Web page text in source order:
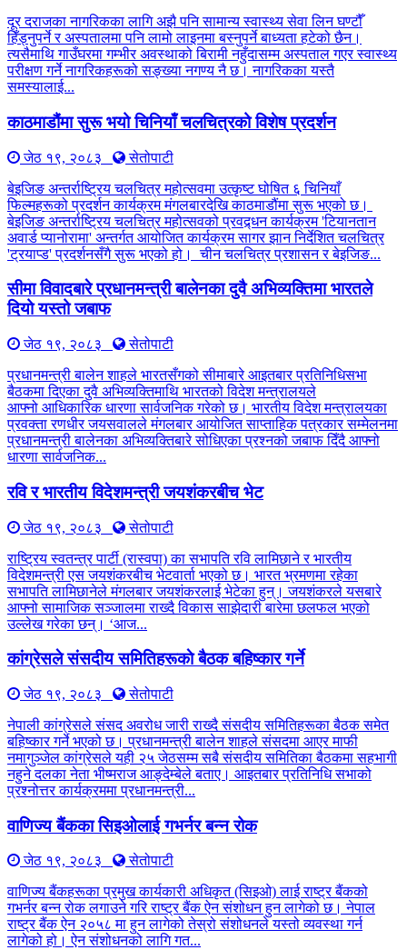
दूर दराजका नागरिकका लागि अझै पनि सामान्य स्वास्थ्य सेवा लिन घण्टौँ
हिँड्नुपर्ने र अस्पतालमा पनि लामो लाइनमा बस्नुपर्ने बाध्यता हटेको छैन।
त्यसैमाथि गाउँघरमा गम्भीर अवस्थाको बिरामी नहुँदासम्म अस्पताल गएर स्वास्थ्य
परीक्षण गर्ने नागरिकहरूको सङ्ख्या नगण्य नै छ। नागरिकका यस्तै
समस्यालाई...
काठमाडौंमा सुरू भयो चिनियाँ चलचित्रको विशेष प्रदर्शन
जेठ १९, २०८३
सेतोपाटी
बेइजिङ अन्तर्राष्ट्रिय चलचित्र महोत्सवमा उत्कृष्ट घोषित ६ चिनियाँ
फिल्महरूको प्रदर्शन कार्यक्रम मंगलबारदेखि काठमाडौंमा सुरू भएको छ।
बेइजिङ अन्तर्राष्ट्रिय चलचित्र महोत्सवको प्रवद्र्धन कार्यक्रम 'टियानतान
अवार्ड प्यानोरामा' अन्तर्गत आयोजित कार्यक्रम सागर झान निर्देशित चलचित्र
'ट्रयाप्ड' प्रदर्शनसँगै सुरू भएको हो। चीन चलचित्र प्रशासन र बेइजिङ...
सीमा विवादबारे प्रधानमन्त्री बालेनका दुवै अभिव्यक्तिमा भारतले
दियो यस्तो जबाफ
जेठ १९, २०८३
सेतोपाटी
प्रधानमन्त्री बालेन शाहले भारतसँगको सीमाबारे आइतबार प्रतिनिधिसभा
बैठकमा दिएका दुवै अभिव्यक्तिमाथि भारतको विदेश मन्त्रालयले
आफ्नो आधिकारिक धारणा सार्वजनिक गरेको छ। भारतीय विदेश मन्त्रालयका
प्रवक्ता रणधीर जयसवालले मंगलबार आयोजित साप्ताहिक पत्रकार सम्मेलनमा
प्रधानमन्त्री बालेनका अभिव्यक्तिबारे सोधिएका प्रश्नको जबाफ दिँदै आफ्नो
धारणा सार्वजनिक...
रवि र भारतीय विदेशमन्त्री जयशंकरबीच भेट
जेठ १९, २०८३
सेतोपाटी
राष्ट्रिय स्वतन्त्र पार्टी (रास्वपा) का सभापति रवि लामिछाने र भारतीय
विदेशमन्त्री एस जयशंकरबीच भेटवार्ता भएको छ। भारत भ्रमणमा रहेका
सभापति लामिछानेले मंगलबार जयशंकरलाई भेटेका हुन्। जयशंकरले यसबारे
आफ्नो सामाजिक सञ्जालमा राख्दै विकास साझेदारी बारेमा छलफल भएको
उल्लेख गरेका छन्। ‘आज...
कांग्रेसले संसदीय समितिहरूकाे बैठक बहिष्कार गर्ने
जेठ १९, २०८३
सेतोपाटी
नेपाली कांग्रेसले संसद अवरोध जारी राख्दै संसदीय समितिहरूका बैठक समेत
बहिष्कार गर्ने भएको छ। प्रधानमन्त्री बालेन शाहले संसदमा आएर माफी
नमागुञ्जेल कांग्रेसले यही २५ जेठसम्म सबै संसदीय समितिका बैठकमा सहभागी
नहुने दलका नेता भीष्मराज आङ्देम्बेले बताए। आइतबार प्रतिनिधि सभाको
प्रश्नोत्तर कार्यक्रममा प्रधानमन्त्री...
वाणिज्य बैंकका सिइओलाई गभर्नर बन्न रोक
जेठ १९, २०८३
सेतोपाटी
वाणिज्य बैंकहरूका प्रमुख कार्यकारी अधिकृत (सिइओ) लाई राष्ट्र बैंकको
गभर्नर बन्न रोक लगाउने गरि राष्ट्र बैंक ऐन संशोधन हुन लागेको छ। नेपाल
राष्ट्र बैंक ऐन २०५८ मा हुन लागेको तेस्रो संशोधनले यस्तो व्यवस्था गर्न
लागेको हो। ऐन संशोधनको लागि गत...